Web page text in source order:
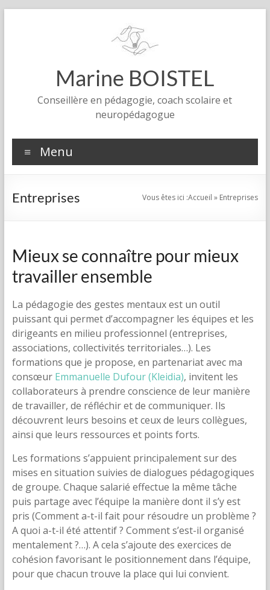
Marine BOISTEL
Conseillère en pédagogie, coach scolaire et
neuropédagogue
Menu
Entreprises Vous êtes ici :Accueil » Entreprises
Mieux se connaître pour mieux
travailler ensemble
La pédagogie des gestes mentaux est un outil
puissant qui permet d’accompagner les équipes et les
dirigeants en milieu professionnel (entreprises,
associations, collectivités territoriales…). Les
formations que je propose, en partenariat avec ma
consœurEmmanuelle Dufour (Kleidia), invitent les
collaborateurs à prendre conscience de leur manière
de travailler, de réfléchir et de communiquer. Ils
découvrent leurs besoins et ceux de leurs collègues,
ainsi que leurs ressources et points forts.
Les formations s’appuient principalement sur des
mises en situation suivies de dialogues pédagogiques
de groupe. Chaque salarié effectue la même tâche
puis partage avec l’équipe la manière dont il s’y est
pris (Comment a-t-il fait pour résoudre un problème ?
A quoi a-t-il été attentif ? Comment s’est-il organisé
mentalement ?…). A cela s’ajoute des exercices de
cohésion favorisant le positionnement dans l’équipe,
pour que chacun trouve la place qui lui convient.